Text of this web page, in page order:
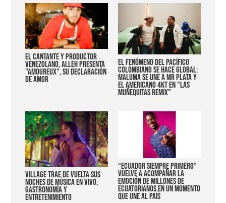
EL CANTANTE Y PRODUCTOR
VENEZOLANO, ALLEH PRESENTA
"AMOUREUX", SU DECLARACIÓN
DE AMOR
EL FENÓMENO DEL PACÍFICO
COLOMBIANO SE HACE GLOBAL:
MALUMA SE UNE A MR PLATA Y
EL AMERICANO 4KT EN "LAS
MUÑEQUITAS REMIX"
Village trae de vuelta sus
noches de música en vivo,
gastronomía y
entretenimiento
“Ecuador siempre primero”
vuelve a acompañar la
emoción de millones de
ecuatorianos en un momento
que une al país